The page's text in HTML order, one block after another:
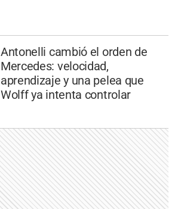
Antonelli cambió el orden de
Mercedes: velocidad,
aprendizaje y una pelea que
Wolff ya intenta controlar